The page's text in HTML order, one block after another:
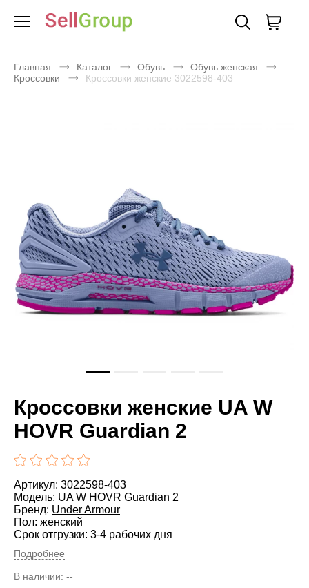
Главная Каталог Обувь
Обувь женская
Кроссовки
Кроссовки женские 3022598-403
Кроссовки женские UA W
HOVR Guardian 2
Артикул: 3022598-403
Модель: UA W HOVR Guardian 2
Бренд: Under Armour
Пол: женский
Срок отгрузки: 3-4 рабочих дня
Подробнее
В наличии: --